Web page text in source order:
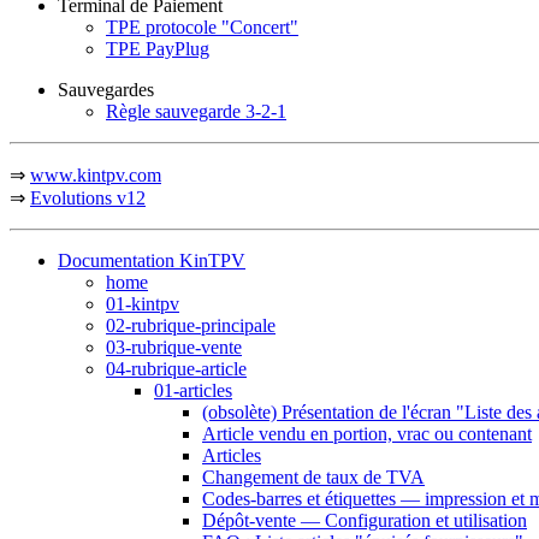
Terminal de Paiement
TPE protocole "Concert"
TPE PayPlug
Sauvegardes
Règle sauvegarde 3-2-1
⇒ www.kintpv.com
⇒ Evolutions v12
Documentation KinTPV
home
01-kintpv
02-rubrique-principale
03-rubrique-vente
04-rubrique-article
01-articles
(obsolète) Présentation de l'écran "Liste des
Article vendu en portion, vrac ou contenant
Articles
Changement de taux de TVA
Codes-barres et étiquettes — impression et
Dépôt-vente — Configuration et utilisation